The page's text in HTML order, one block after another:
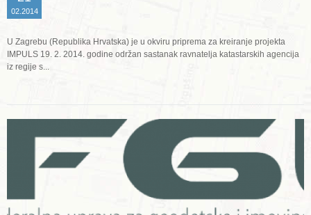
02.2014
U Zagrebu (Republika Hrvatska) je u okviru priprema za kreiranje projekta
IMPULS 19. 2. 2014. godine održan sastanak ravnatelja katastarskih agencija
iz regije s...